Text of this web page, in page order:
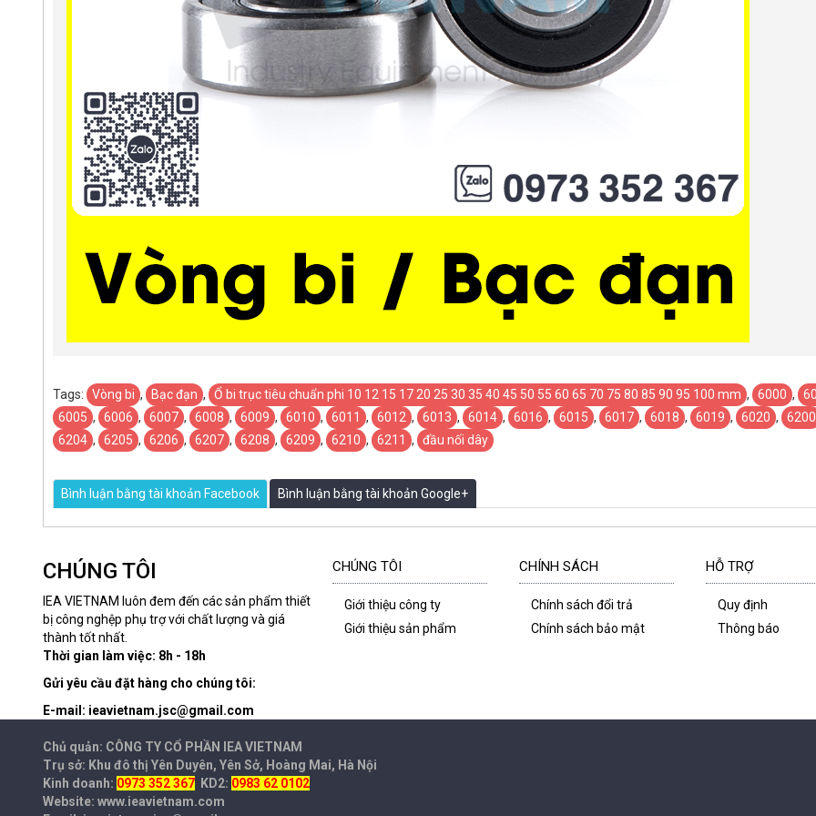
Tags: Vòng bi , Bạc đạn , Ổ bi trục tiêu chuẩn phi 10 12 15 17 20 25 30 35 40 45 50 55 60 65 70 75 80 85 90 95 100 mm , 6000 ,
6005 , 6006 , 6007 , 6008 , 6009 , 6010 , 6011 , 6012 , 6013 , 6014 , 6016 , 6015 , 6017 , 6018 , 6019 , 6020 , 6200
6204 , 6205 , 6206 , 6207 , 6208 , 6209 , 6210 , 6211 , đầu nối dây
Bình luận bằng tài khoản Facebook Bình luận bằng tài khoản Google+
CHÚNG TÔI
IEA VIETNAM luôn đem đến các sản phẩm thiết
bị công nghệp phụ trợ với chất lượng và giá
thành tốt nhất.
Thời gian làm việc: 8h - 18h
Gửi yêu cầu đặt hàng cho chúng tôi:
E-mail: ieavietnam.jsc@gmail.com
CHÚNG TÔI
Giới thiệu công ty
Giới thiệu sản phẩm
CHÍNH SÁCH
Chính sách đổi trả
Chính sách bảo mật
HỖ TRỢ
Quy định
Thông báo
Chủ quản: CÔNG TY CỔ PHẦN IEAVIETNAM
Trụ sở: Khu đô thị Yên Duyên, Yên Sở, Hoàng Mai, Hà Nội
Kinh doanh: 0973 352 367 KD2: 0983 62 0102
Website: www.ieavietnam.com